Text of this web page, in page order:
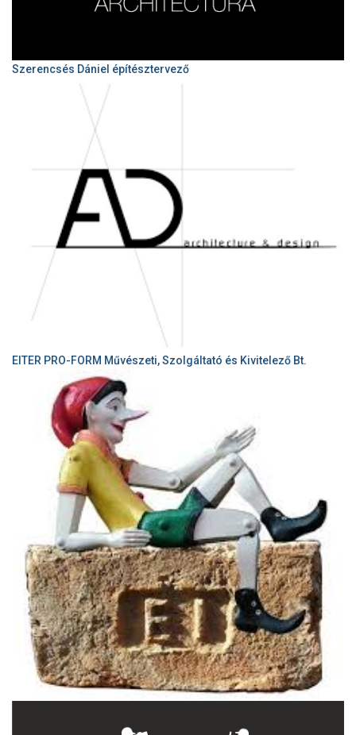
Szerencsés Dániel építésztervező
EITER PRO-FORM Művészeti, Szolgáltató és Kivitelező Bt.